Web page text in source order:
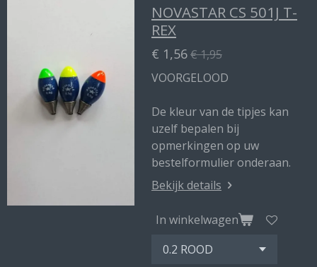
NOVASTAR CS 501J T-
REX
€ 1,56€ 1,95
VOORGELOOD
De kleur van de tipjes kan
uzelf bepalen bij
opmerkingen op uw
bestelformulier onderaan.
Bekijk details
In winkelwagen